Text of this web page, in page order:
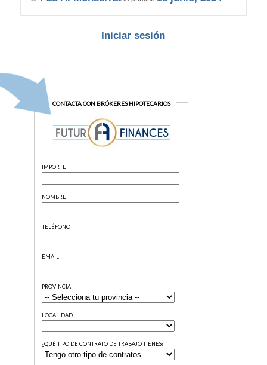
Iniciar sesión